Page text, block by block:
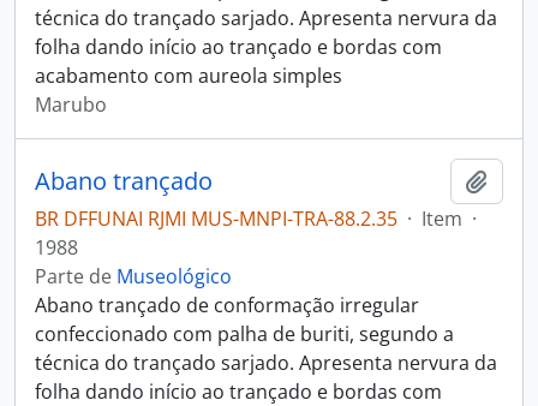
técnica do trançado sarjado. Apresenta nervura da
folha dando início ao trançado e bordas com
acabamento com aureola simples
Marubo
Abano trançado
BR DFFUNAI RJMI MUS-MNPI-TRA-88.2.35 · Item ·
1988
Parte de Museológico
Abano trançado de conformação irregular
confeccionado com palha de buriti, segundo a
técnica do trançado sarjado. Apresenta nervura da
folha dando início ao trançado e bordas com